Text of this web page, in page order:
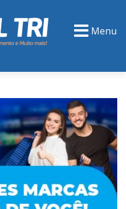
Menu